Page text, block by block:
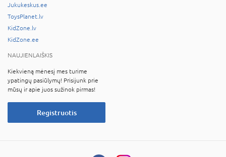
Jukukeskus.ee
ToysPlanet.lv
KidZone.lv
KidZone.ee
NAUJIENLAIŠKIS
Kiekvieną mėnesį mes turime
ypatingų pasiūlymų! Prisijunk prie
mūsų ir apie juos sužinok pirmas!
Registruotis